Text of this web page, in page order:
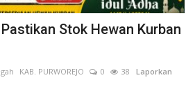
Stok Hewan Kurban
KAB. PURWOREJO 0 38 Laporkan